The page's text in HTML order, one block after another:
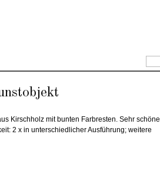
Kirschholz mit bunten Farbresten. Sehr schöne
2 x in unterschiedlicher Ausführung; weitere